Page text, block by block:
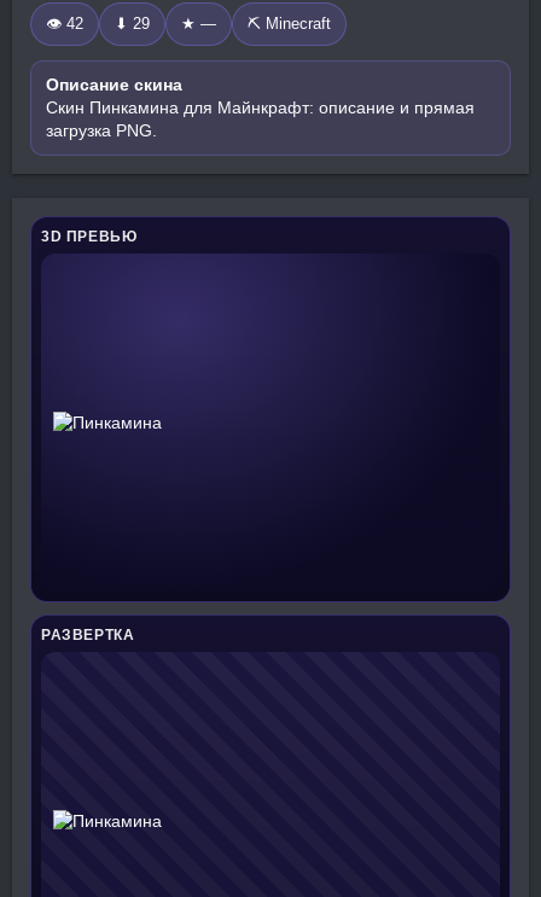
👁 42 ⬇ 29 ★ — ⛏️ Minecraft
Описание скина
Скин Пинкамина для Майнкрафт: описание и прямая
загрузка PNG.
3D ПРЕВЬЮ
РАЗВЕРТКА